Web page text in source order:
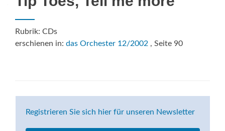
Rubrik: CDs
erschienen in: das Orchester 12/2002 , Seite 90
Registrieren Sie sich hier für unseren Newsletter